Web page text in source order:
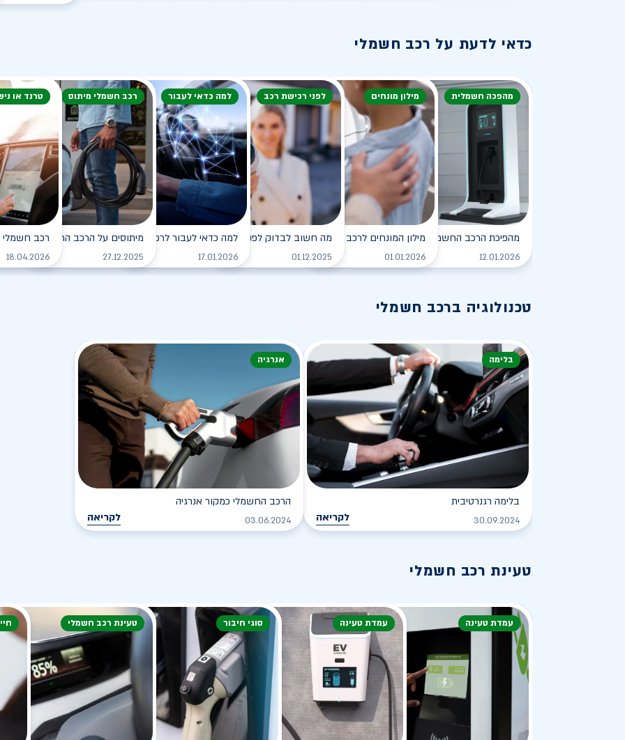
כדאי לדעת על רכב חשמלי
מהפכה חשמלית
מהפיכת הרכב החשמלי
12.01.2026 לקריאה
מילון מונחים
מילון המונחים לרכב החשמלי
01.01.2026 לקריאה
לפני רכישת רכב
מה חשוב לבדוק לפני רכישת רכב חשמלי?
01.12.2025 לקריאה
למה כדאי לעבור
למה כדאי לעבור לרכב חשמלי?
17.01.2026 לקריאה
רכב חשמלי מיתוס
מיתוסים על הרכב החשמלי שכדאי
27.12.2025
טרנד או
רכב חשמלי
18.04.2026
טכנולוגיה ברכב חשמלי
בלימה
בלימה רגנרטיבית
30.09.2024 לקריאה
אנרגיה
הרכב החשמלי כמקור אנרגיה
03.06.2024 לקריאה
טעינת רכב חשמלי
עמדת טעינה עמדת טעינה סוגי חיבור טעינת רכב חשמלי